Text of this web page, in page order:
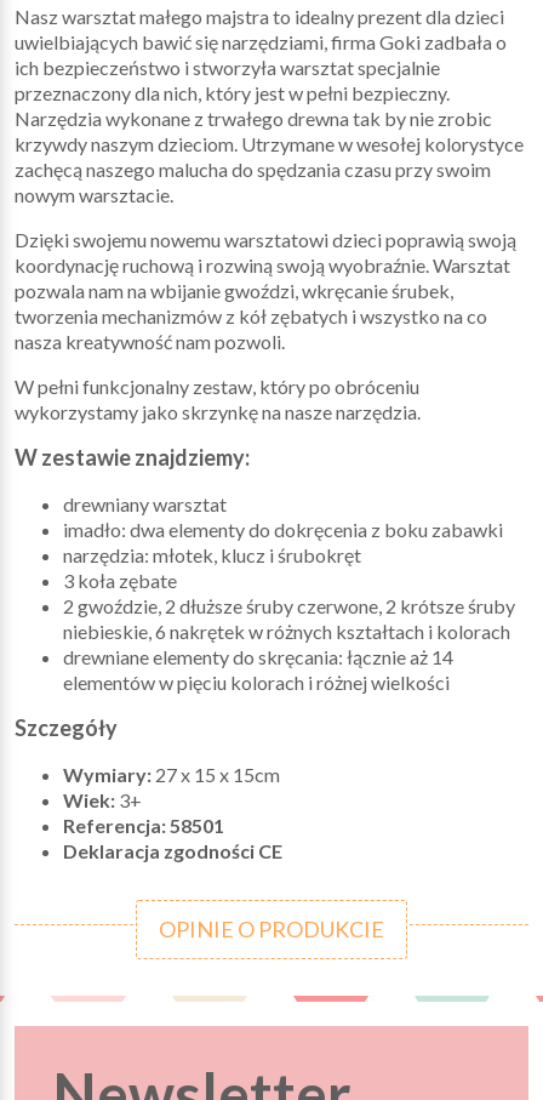
Nasz warsztat małego majstra to idealny prezent dla dzieci
uwielbiających bawić się narzędziami, firma Goki zadbała o
ich bezpieczeństwo i stworzyła warsztat specjalnie
przeznaczony dla nich, który jest w pełni bezpieczny.
Narzędzia wykonane z trwałego drewna tak by nie zrobic
krzywdy naszym dzieciom. Utrzymane w wesołej kolorystyce
zachęcą naszego malucha do spędzania czasu przy swoim
nowym warsztacie.
Dzięki swojemu nowemu warsztatowi dzieci poprawią swoją
koordynację ruchową i rozwiną swoją wyobraźnie. Warsztat
pozwala nam na wbijanie gwoździ, wkręcanie śrubek,
tworzenia mechanizmów z kół zębatych i wszystko na co
nasza kreatywność nam pozwoli.
W pełni funkcjonalny zestaw, który po obróceniu
wykorzystamy jako skrzynkę na nasze narzędzia.
W zestawie znajdziemy:
drewniany warsztat
imadło: dwa elementy do dokręcenia z boku zabawki
narzędzia: młotek, klucz i śrubokręt
3 koła zębate
2 gwoździe, 2 dłuższe śruby czerwone, 2 krótsze śruby
niebieskie, 6 nakrętek w różnych kształtach i kolorach
drewniane elementy do skręcania: łącznie aż 14
elementów w pięciu kolorach i różnej wielkości
Szczegóły
Wymiary: 27 x 15 x 15cm
Wiek: 3+
Referencja: 58501
Deklaracja zgodności CE
OPINIE O PRODUKCIE